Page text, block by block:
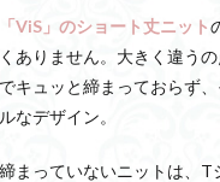
「ViS」のショート丈ニット
ありません。大きく違う
キュッと締まっておらず
なデザイン。
まっていないニットは、T